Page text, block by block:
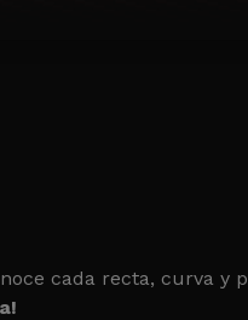
cada recta, curva y